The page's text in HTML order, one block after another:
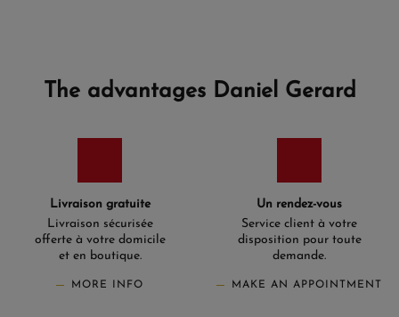
The advantages Daniel Gerard
Livraison gratuite
Livraison sécurisée
offerte à votre domicile
et en boutique.
MORE INFO
Un rendez-vous
Service client à votre
disposition pour toute
demande.
MAKE AN APPOINTMENT